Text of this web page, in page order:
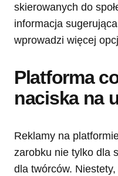
skierowanych do
informacja
wprowadzi więcej
Platforma
naciska na
Reklamy na
zarobku nie tylko dla
dla twórców.